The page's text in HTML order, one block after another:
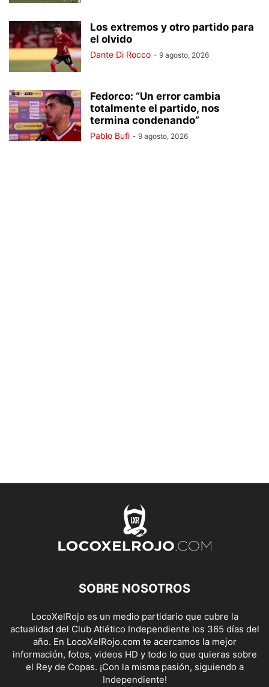
Los extremos y otro partido para
el olvido
Dante Di Rocco - 9 agosto, 2026
Fedorco: “Un error cambia
totalmente el partido, nos
termina condenando”
Pablo Bufi - 9 agosto, 2026
SOBRE NOSOTROS
LocoXelRojo es un medio partidario que cubre la
actualidad del Club Atlético Independiente los 365 días del
año. En LocoXelRojo.com te acercamos la mejor
información, fotos, videos HD y todo lo que quieras sobre
el Rey de Copas. ¡Con la misma pasión, siguiendo a
Independiente!